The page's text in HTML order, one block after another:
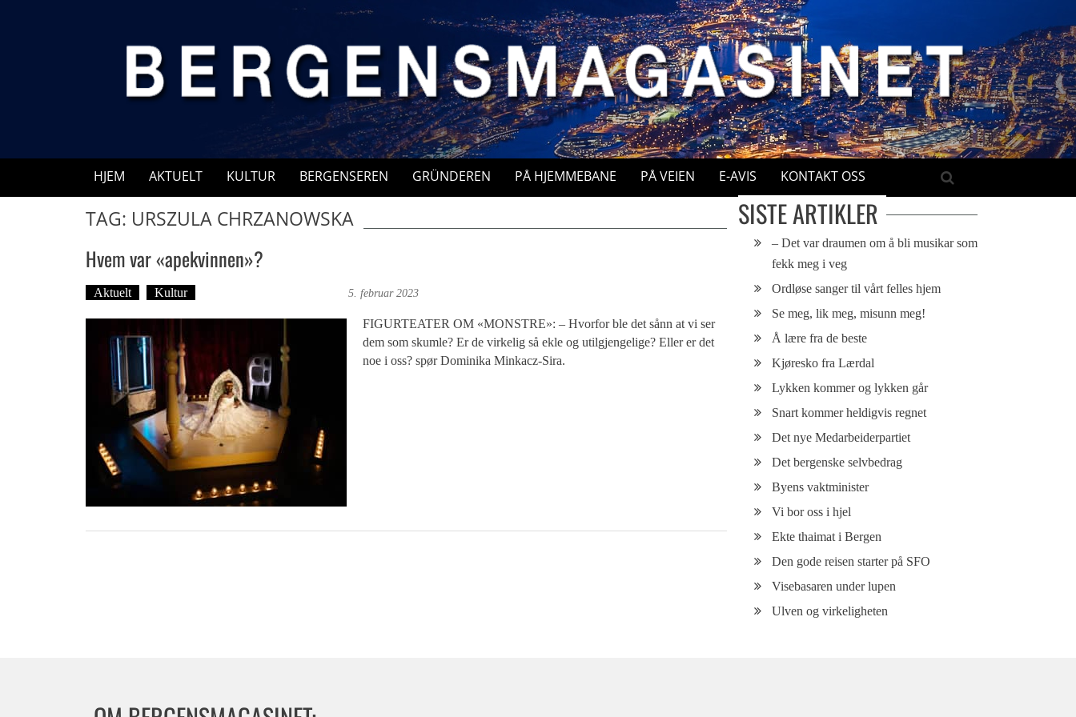
HJEM AKTUELT KULTUR BERGENSEREN GRÜNDEREN PÅ HJEMMEBANE PÅ VEIEN E-AVIS KONTAKT OSS
TAG: URSZULA CHRZANOWSKA
Hvem var «apekvinnen»?
Aktuelt Kultur 5. februar 2023
FIGURTEATER OM «MONSTRE»: – Hvorfor ble det sånn at vi ser
dem som skumle? Er de virkelig så ekle og utilgjengelige? Eller er det
noe i oss? spør Dominika Minkacz-Sira.
SISTE ARTIKLER
– Det var draumen om å bli musikar som
fekk meg i veg
Ordløse sanger til vårt felles hjem
Se meg, lik meg, misunn meg!
Å lære fra de beste
Kjøresko fra Lærdal
Lykken kommer og lykken går
Snart kommer heldigvis regnet
Det nye Medarbeiderpartiet
Det bergenske selvbedrag
Byens vaktminister
Vi bor oss i hjel
Ekte thaimat i Bergen
Den gode reisen starter på SFO
Visebasaren under lupen
Ulven og virkeligheten